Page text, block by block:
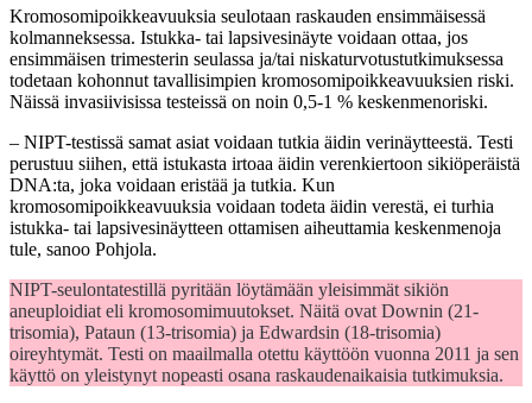
Kromosomipoikkeavuuksia seulotaan raskauden ensimmäisessä
kolmanneksessa. Istukka- tai lapsivesinäyte voidaan ottaa, jos
ensimmäisen trimesterin seulassa ja/tai niskaturvotustutkimuksessa
todetaan kohonnut tavallisimpien kromosomipoikkeavuuksien riski.
Näissä invasiivisissa testeissä on noin 0,5-1 % keskenmenoriski.
– NIPT-testissä samat asiat voidaan tutkia äidin verinäytteestä. Testi
perustuu siihen, että istukasta irtoaa äidin verenkiertoon sikiöperäistä
DNA:ta, joka voidaan eristää ja tutkia. Kun
kromosomipoikkeavuuksia voidaan todeta äidin verestä, ei turhia
istukka- tai lapsivesinäytteen ottamisen aiheuttamia keskenmenoja
tule, sanoo Pohjola.
NIPT-seulontatestillä pyritään löytämään yleisimmät sikiön
aneuploidiat eli kromosomimuutokset. Näitä ovat Downin (21-
trisomia), Pataun (13-trisomia) ja Edwardsin (18-trisomia)
oireyhtymät. Testi on maailmalla otettu käyttöön vuonna 2011 ja sen
käyttö on yleistynyt nopeasti osana raskaudenaikaisia tutkimuksia.